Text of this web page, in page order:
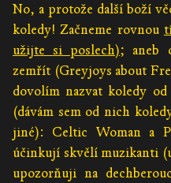
No, a protože další boží
koledy! Začneme rovnou
užijte si poslech); aneb
zemřít (Greyjoys about
dovolím nazvat koledy
(dávám sem od nich
jiné): Celtic Woman a
účinkují skvělí muzikanti
upozorňuji na